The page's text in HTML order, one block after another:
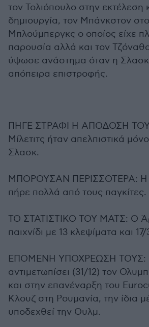
τον Τολιόπουλο στην εκτέλεση
δημιουργία, τον Μπάνκστον
Μπλούμπεργκς ο οποίος είχε
παρουσία αλλά και τον
ύψωσε ανάστημα όταν η
απόπειρα επιστροφής.
ΠΗΓΕ ΣΤΡΑΦΙ Η ΑΠΟΔΟΣΗ
Μίλετιτς ήταν απελπιστικά
Σλασκ.
ΜΠΟΡΟΥΣΑΝ ΠΕΡΙΣΣΟΤΕΡΑ: Η
πήρε πολλά από τους παγκίτες.
ΤΟ ΣΤΑΤΙΣΤΙΚΟ ΤΟΥ ΜΑΤΣ: Ο
παιχνίδι με 13 κλεψίματα και
ΕΠΟΜΕΝΗ ΥΠΟΧΡΕΩΣΗ ΤΟΥΣ:
αντιμετωπίσει (31/12) τον
και στην επανέναρξη του
Κλουζ στη Ρουμανία, την ίδια
υποδεχθεί την Ουλμ.